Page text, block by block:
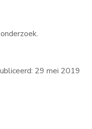
29 mei 2019